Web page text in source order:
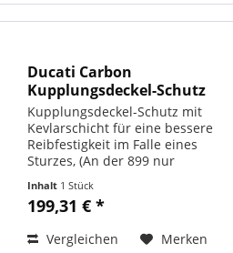
Ducati Carbon
Kupplungsdeckel-Schutz
Kupplungsdeckel-Schutz mit
Kevlarschicht für eine bessere
Reibfestigkeit im Falle eines
Sturzes, (An der 899 nur
dem Kupplungsdeckel aus
Magnesium Art-Nr: 97380081A)
Art.-Nr.:...
Inhalt 1 Stück
199,31 € *
Vergleichen Merken